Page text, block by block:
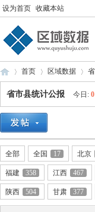
设为首页 收藏本站
»
首页
›
区域数据
省市县统计公报 今日: 0
全部 全国 17 北京
福建 358 江西 467
陕西 504 甘肃 377